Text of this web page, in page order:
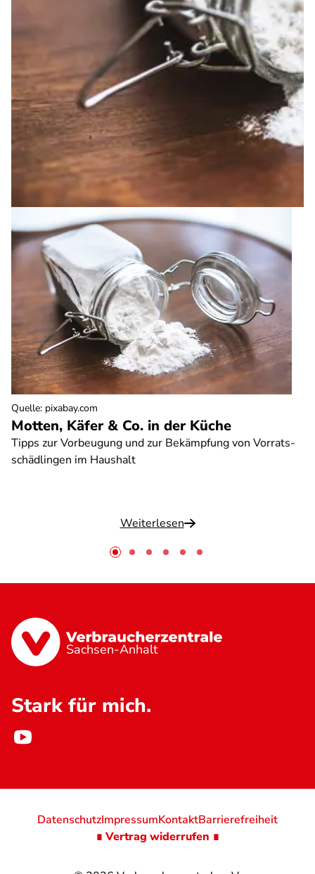
Motten, Käfer & Co. in der Küche
Tipps zur Vorbeugung und zur Bekämpfung von Vorrats-
schädlingen im Haushalt
Weiterlesen
Quelle: pixabay.com
Sachsen-Anhalt
Stark für mich.
DatenschutzImpressumKontaktBarrierefreiheit
∎ Vertrag widerrufen ∎